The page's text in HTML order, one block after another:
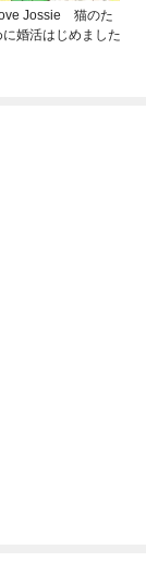
Jossie 猫のた
に婚活はじめました